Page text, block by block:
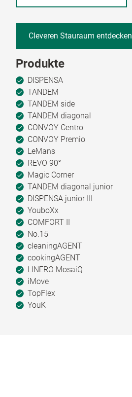
Cleveren Stauraum entdecken
Produkte
DISPENSA
TANDEM
TANDEM side
TANDEM diagonal
CONVOY Centro
CONVOY Premio
LeMans
REVO 90°
Magic Corner
TANDEM diagonal junior
DISPENSA junior III
YouboXx
COMFORT II
No.15
cleaningAGENT
cookingAGENT
LINERO MosaiQ
iMove
TopFlex
YouK